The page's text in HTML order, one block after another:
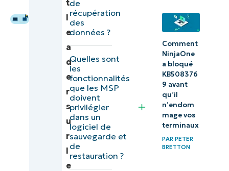
Comparaison
des meilleurs
logiciels de
sauvegarde
et de
récupération
des données
(Capterra)
Notes finales et
résumés des
logiciels
t
l
e
a
d
e
r
s
u
r
l
e
de
récupération
des
données ?
Quelles sont
les
fonctionnalités
que les MSP
doivent
privilégier
dans un
logiciel de
sauvegarde et
de
restauration ?
Comment
NinjaOne
a bloqué
KB508376
9 avant
qu’il
n’endom
mage vos
terminaux
PAR PETER
BRETTON